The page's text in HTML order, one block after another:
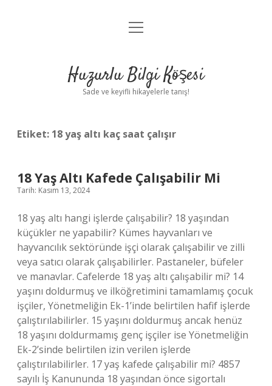
Anasayfa
Yasal Uyarı
menüyü
Huzurlu Bilgi Köşesi
Sade ve keyifli hikayelerle tanış!
Etiket: 18 yaş altı kaç saat çalışır
18 Yaş Altı Kafede Çalışabilir Mi
Tarih: Kasım 13, 2024
18 yaş altı hangi işlerde çalışabilir? 18 yaşından
küçükler ne yapabilir? Kümes hayvanları ve
hayvancılık sektöründe işçi olarak çalışabilir ve zilli
veya satıcı olarak çalışabilirler. Pastaneler, büfeler
ve manavlar. Cafelerde 18 yaş altı çalışabilir mi? 14
yaşını doldurmuş ve ilköğretimini tamamlamış çocuk
işçiler, Yönetmeliğin Ek-1’inde belirtilen hafif işlerde
çalıştırılabilirler. 15 yaşını doldurmuş ancak henüz
18 yaşını doldurmamış genç işçiler ise Yönetmeliğin
Ek-2’sinde belirtilen izin verilen işlerde
çalıştırılabilirler. 17 yaş kafede çalışabilir mi? 4857
sayılı İş Kanununda 18 yaşından önce sigortalı